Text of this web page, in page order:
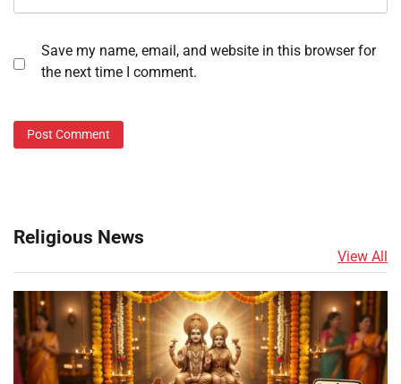
Save my name, email, and website in this browser for
the next time I comment.
Religious News
View All